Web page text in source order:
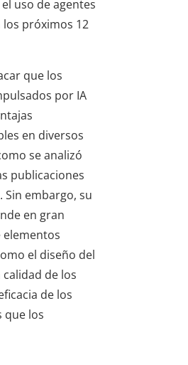
uso de agentes
los próximos 12
que los
por IA
en diversos
se analizó
publicaciones
Sin embargo, su
en gran
elementos
el diseño del
de los
de los
que los